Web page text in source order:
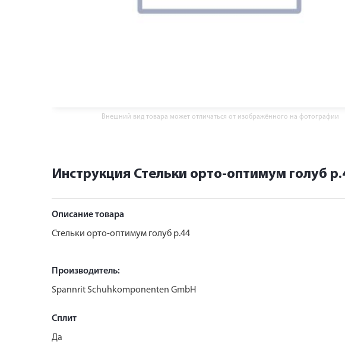
Внешний вид товара может отличаться от изображённого на фотографии
Инструкция Стельки орто-оптимум голуб
Описание товара
Стельки орто-оптимум голуб р.44
Производитель:
Spannrit Schuhkomponenten GmbH
Сплит
Да